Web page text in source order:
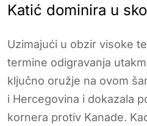
Katić dominira u
Uzimajući u obzir visoke
termine odigravanja
ključno oružje na ovom
i Hercegovina i dokazala
kornera protiv Kanade.